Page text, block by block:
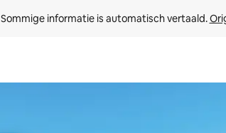
Sommige informatie is automatisch vertaald.